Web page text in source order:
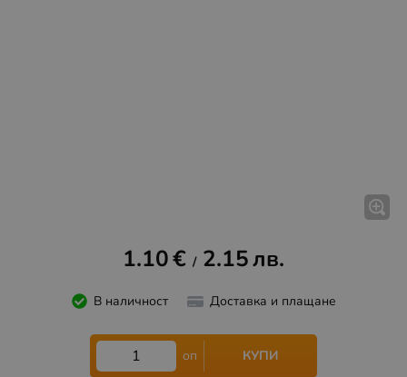
1.10€ / 2.15лв.
В наличност Доставка и плащане
оп КУПИ